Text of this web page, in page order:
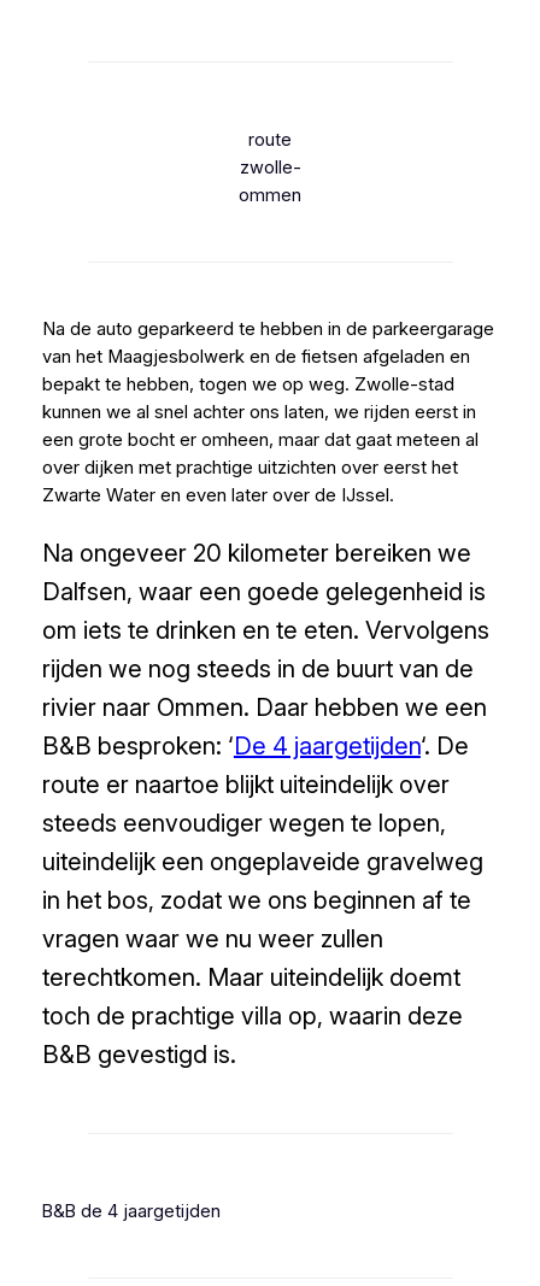
route
zwolle-
ommen
Na de auto geparkeerd te hebben in de parkeergarage
van het Maagjesbolwerk en de fietsen afgeladen en
bepakt te hebben, togen we op weg. Zwolle-stad
kunnen we al snel achter ons laten, we rijden eerst in
een grote bocht er omheen, maar dat gaat meteen al
over dijken met prachtige uitzichten over eerst het
Zwarte Water en even later over de IJssel.
Na ongeveer 20 kilometer bereiken we
Dalfsen, waar een goede gelegenheid is
om iets te drinken en te eten. Vervolgens
rijden we nog steeds in de buurt van de
rivier naar Ommen. Daar hebben we een
B&B besproken: ‘De 4 jaargetijden‘. De
route er naartoe blijkt uiteindelijk over
steeds eenvoudiger wegen te lopen,
uiteindelijk een ongeplaveide gravelweg
in het bos, zodat we ons beginnen af te
vragen waar we nu weer zullen
terechtkomen. Maar uiteindelijk doemt
toch de prachtige villa op, waarin deze
B&B gevestigd is.
B&B de 4 jaargetijden